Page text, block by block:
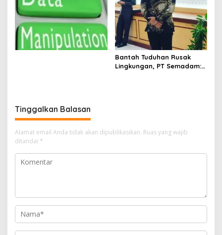
MBG Disalurkan ke Guru &
Pesantren
Dana BOS & Paket Makan
Bergizi
Bantah Tuduhan Rusak
Lingkungan, PT Semadam:
Tinggalkan Balasan
Alamat email Anda tidak akan dipublikasikan. Ruas yang wajib
ditandai *